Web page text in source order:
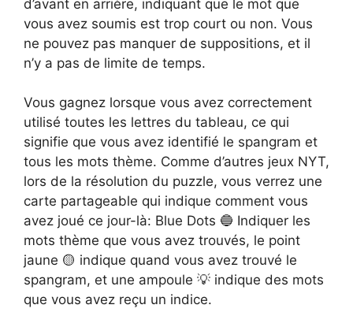
d’avant en arrière, indiquant que le mot que
vous avez soumis est trop court ou non. Vous
ne pouvez pas manquer de suppositions, et il
n’y a pas de limite de temps.
Vous gagnez lorsque vous avez correctement
utilisé toutes les lettres du tableau, ce qui
signifie que vous avez identifié le spangram et
tous les mots thème. Comme d’autres jeux NYT,
lors de la résolution du puzzle, vous verrez une
carte partageable qui indique comment vous
avez joué ce jour-là: Blue Dots 🔵 Indiquer les
mots thème que vous avez trouvés, le point
jaune 🟡 indique quand vous avez trouvé le
spangram, et une ampoule 💡 indique des mots
que vous avez reçu un indice.